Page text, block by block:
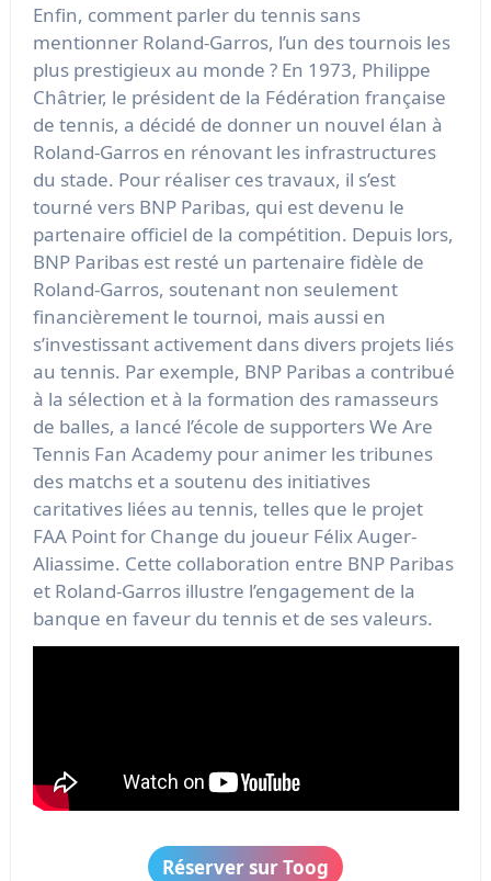
Enfin, comment parler du tennis sans
mentionner Roland-Garros, l’un des tournois les
plus prestigieux au monde ? En 1973, Philippe
Châtrier, le président de la Fédération française
de tennis, a décidé de donner un nouvel élan à
Roland-Garros en rénovant les infrastructures
du stade. Pour réaliser ces travaux, il s’est
tourné vers BNP Paribas, qui est devenu le
partenaire officiel de la compétition. Depuis lors,
BNP Paribas est resté un partenaire fidèle de
Roland-Garros, soutenant non seulement
financièrement le tournoi, mais aussi en
s’investissant activement dans divers projets liés
au tennis. Par exemple, BNP Paribas a contribué
à la sélection et à la formation des ramasseurs
de balles, a lancé l’école de supporters We Are
Tennis Fan Academy pour animer les tribunes
des matchs et a soutenu des initiatives
caritatives liées au tennis, telles que le projet
FAA Point for Change du joueur Félix Auger-
Aliassime. Cette collaboration entre BNP Paribas
et Roland-Garros illustre l’engagement de la
banque en faveur du tennis et de ses valeurs.
Réserver sur Toog